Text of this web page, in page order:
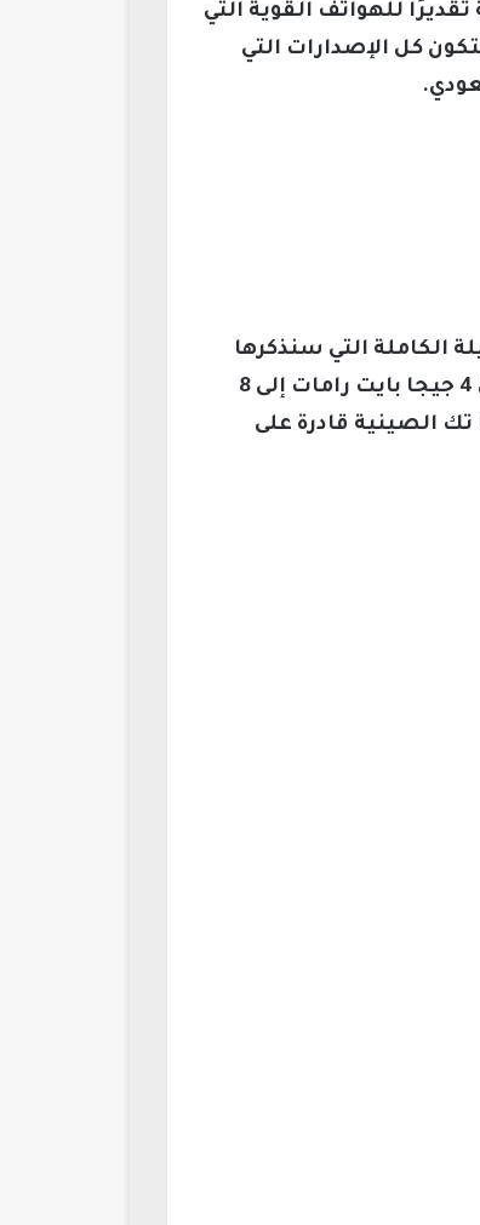
للهواتف القوية التي
كل الإصدارات التي
التي سنذكرها
؛ حيث تبدأ مواصفات الجوال من 4 جيجا بايت رامات إلى 8
شركة ميديا تك الصينية قادرة على